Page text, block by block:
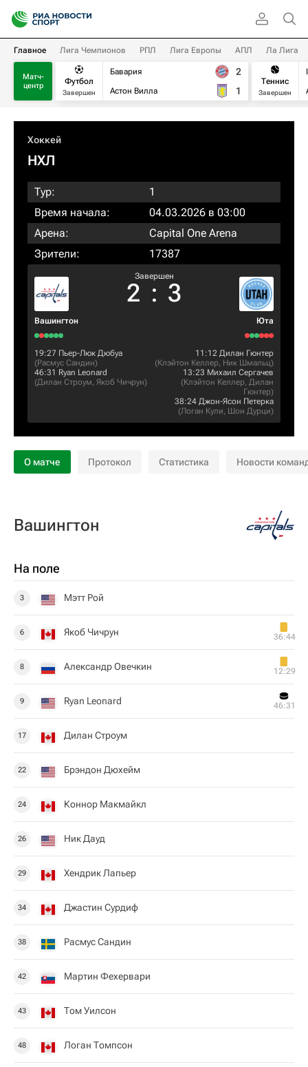
Главное Лига Чемпионов РПЛ Лига Европы АПЛ Ла Лига
Матч-
центр
Футбол
Завершен
Бавария
Астон Вилла
2
1
Теннис
Завершен
Хоккей
НХЛ
Тур:
1
Время начала:
04.03.2026 в 03:00
Арена:
Capital One Arena
Зрители:
17387
Вашингтон
Завершен
2 : 3
Юта
19:27 Пьер-Люк Дюбуа
(Расмус Сандин)
46:31 Ryan Leonard
(Дилан Строум, Якоб Чичрун)
11:12 Дилан Гюнтер
(Клэйтон Келлер, Ник Шмальц)
13:23 Михаил Сергачев
(Клэйтон Келлер, Дилан
Гюнтер)
38:24 Джон-Ясон Петерка
(Логан Кули, Шон Дурци)
О матче Протокол Статистика Новости
Вашингтон
На поле
3 Мэтт Рой
6 Якоб Чичрун 36:44
8 Александр Овечкин 12:29
9 Ryan Leonard 46:31
17 Дилан Строум
22 Брэндон Дюхейм
24 Коннор Макмайкл
26 Ник Дауд
29 Хендрик Лапьер
34 Джастин Сурдиф
38 Расмус Сандин
42 Мартин Фехервари
43 Том Уилсон
48 Логан Томпсон